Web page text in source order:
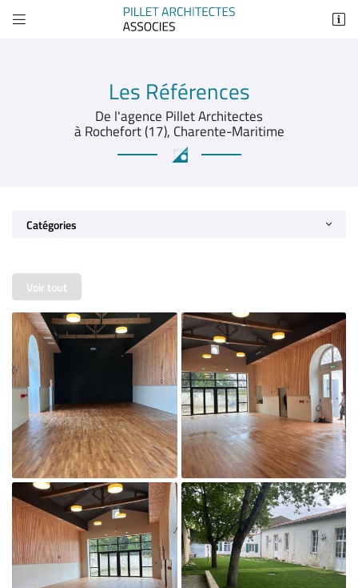
 
26 Avenue Marcel Dassault
 Recopier le code ci-contre
Rafraîchir le captcha
En cochant cette case, vous consentez à recevoir nos propositions commerciales à
l'adresse email indiqué ci-dessus. Vous pouvez vous désinscrire à tout moment en
utilisantle formulaire de désinscription.
Inscription
Les Références
De l'agence Pillet Architectes
à Rochefort (17), Charente-Maritime
Catégories
Voir tout

Agrandir la photo